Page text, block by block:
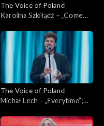
The Voice of Poland
Karolina Szkiłądź – „Come
of Poland”, Przesłuchania w
ciemno, 4 października 2025
The Voice of Poland
Michał Lech – „Everytime”;
Przesłuchania w ciemno, 4